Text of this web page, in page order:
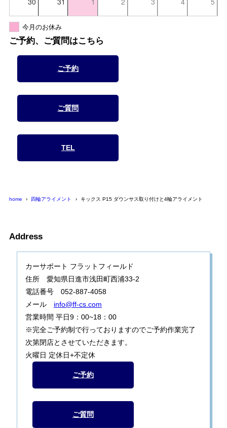
今月のお休み
ご予約、ご質問はこちら
ご予約
ご質問
TEL
home 四輪アライメント キックス P15 ダウンサス取り付けと4輪アライメント
Address
カーサポート フラットフィールド
住所 愛知県日進市浅田町西浦33-2
電話番号 052-887-4058
メール info@ff-cs.com
営業時間 平日9：00~18：00
※完全ご予約制で行っておりますのでご予約作業完了
次第閉店とさせていただきます。
火曜日 定休日+不定休
ご予約
ご質問